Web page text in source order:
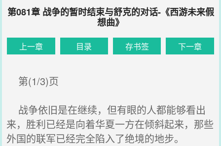
第081章 战争的暂时结束与舒克的对话-《西游未来假
想曲》
上一章 目录 存书签 下一章
第(1/3)页
战争依旧是在继续，但有眼的人都能够看出
来，胜利已经是向着华夏一方在倾斜起来，那些
外国的联军已经完全陷入了绝境的地步。